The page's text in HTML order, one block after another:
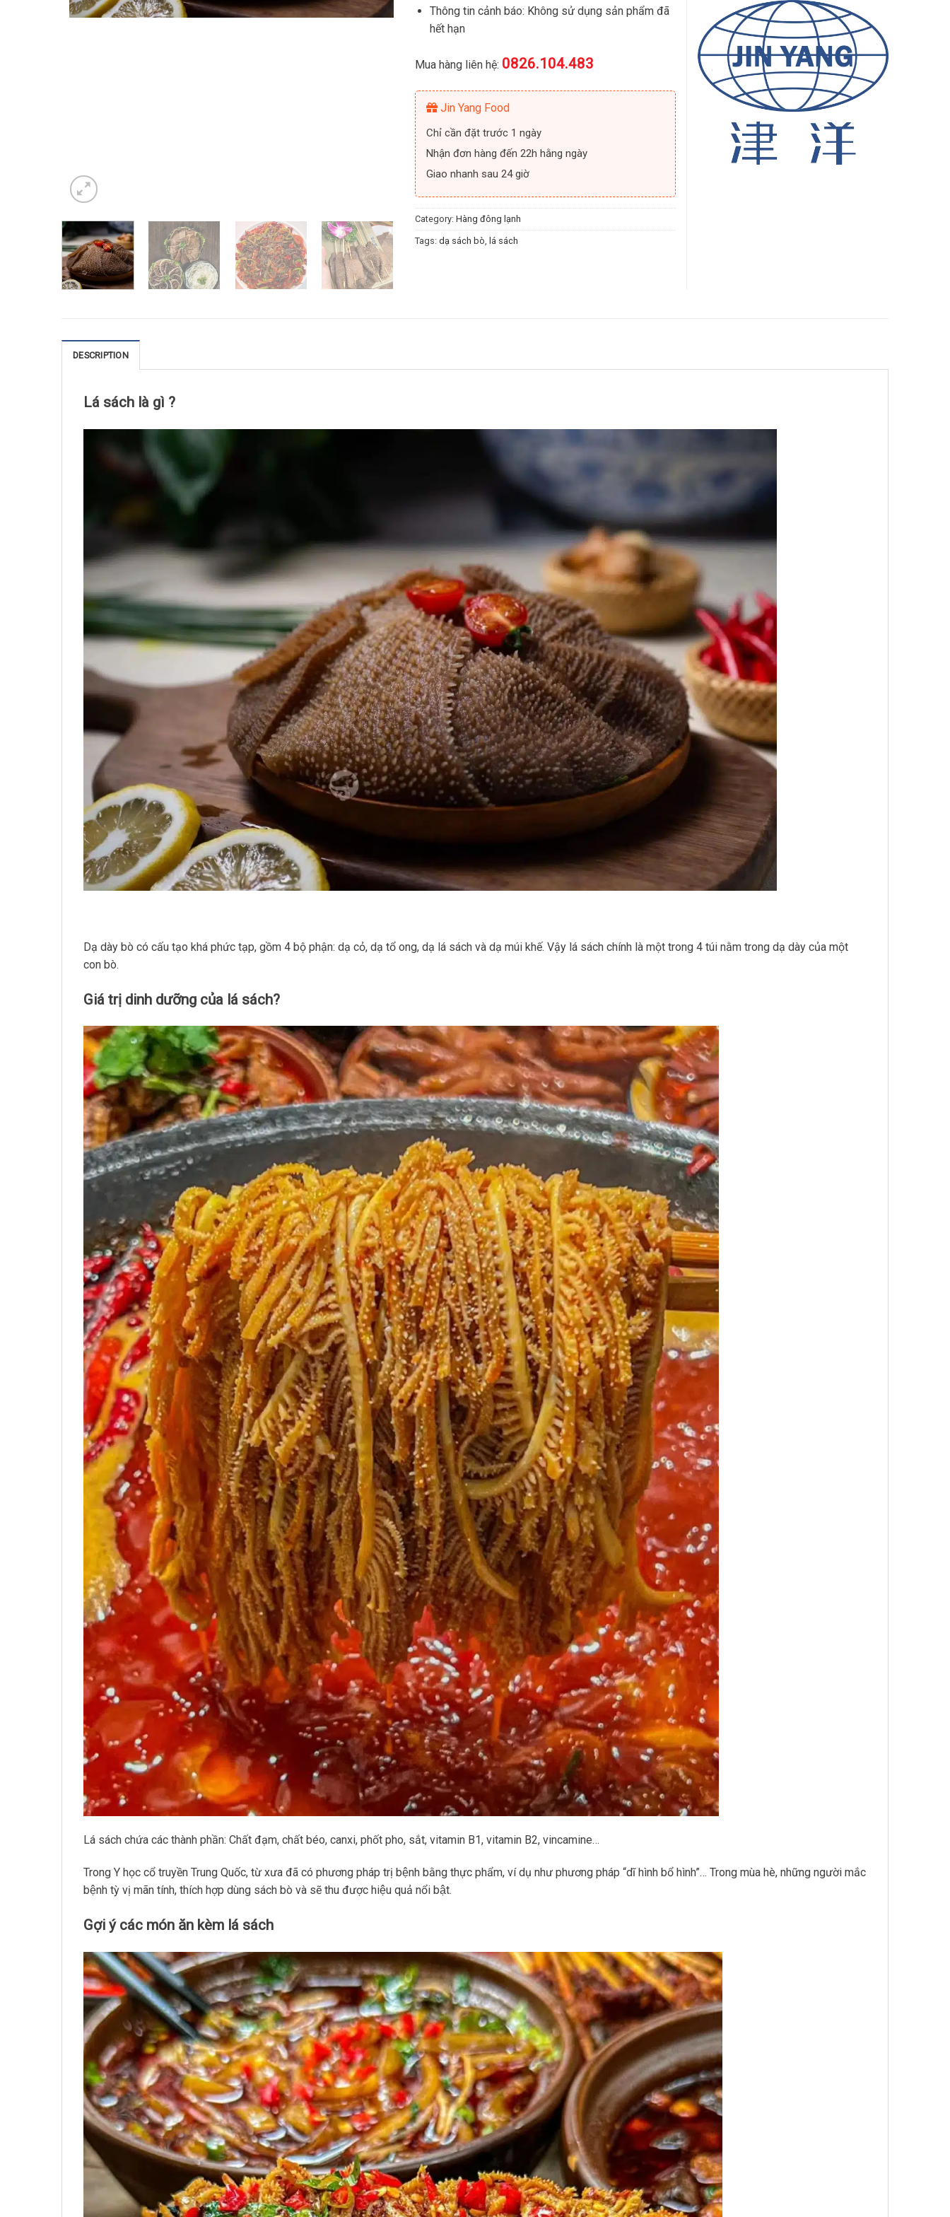
Thông tin cảnh báo: Không sử dụng sản phẩm đã
hết hạn
Mua hàng liên hệ: 0826.104.483
Jin Yang Food
Chỉ cần đặt trước 1 ngày
Nhận đơn hàng đến 22h hằng ngày
Giao nhanh sau 24 giờ
Category: Hàng đông lạnh
Tags: dạ sách bò lá sách
DESCRIPTION
Lá sách là gì ?
Dạ dày bò có cấu tạo khá phức tạp, gồm 4 bộ phận: dạ cỏ, dạ tổ ong, dạ lá sách và dạ múi khế. Vậy lá sách chính là một trong 4 túi nằm trong dạ dày của một
con bò.
Giá trị dinh dưỡng của lá sách?
Lá sách chứa các thành phần: Chất đạm, chất béo, canxi, phốt pho, sắt, vitamin B1, vitamin B2, vincamine…
Trong Y học cổ truyền Trung Quốc, từ xưa đã có phương pháp trị bệnh bằng thực phẩm, ví dụ như phương pháp “dĩ hình bổ hình”… Trong mùa hè, những người mắc
bệnh tỳ vị mãn tính, thích hợp dùng sách bò và sẽ thu được hiệu quả nổi bật.
Gợi ý các món ăn kèm lá sách